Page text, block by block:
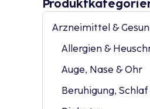
Arzneimittel &
Allergien &
Auge, Nase & Ohr
Beruhigung, Schlaf